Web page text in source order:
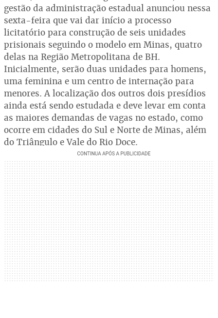
gestão da administração estadual anunciou nessa
sexta-feira que vai dar início a processo
licitatório para construção de seis unidades
prisionais seguindo o modelo em Minas, quatro
delas na Região Metropolitana de BH.
Inicialmente, serão duas unidades para homens,
uma feminina e um centro de internação para
menores. A localização dos outros dois presídios
ainda está sendo estudada e deve levar em conta
as maiores demandas de vagas no estado, como
ocorre em cidades do Sul e Norte de Minas, além
do Triângulo e Vale do Rio Doce.